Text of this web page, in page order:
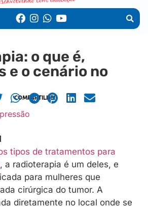
o que é,
e o cenário no
COMPARTILHE!
tipos de tratamentos para
, a radioterapia é um deles, e
para mulheres que
cirúrgica do tumor. A
diretamente no local onde se